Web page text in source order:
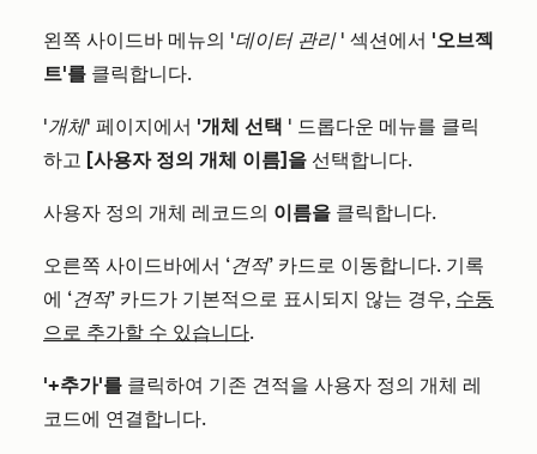
왼쪽 사이드바 메뉴의 '데이터 관리' 섹션에서 '오브젝
트'를 클릭합니다.
'개체' 페이지에서 '개체 선택 ' 드롭다운 메뉴를 클릭
하고 [사용자 정의 개체 이름]을 선택합니다.
사용자 정의 개체 레코드의 이름을 클릭합니다.
오른쪽 사이드바에서 ‘견적’ 카드로 이동합니다. 기록
에 ‘견적’ 카드가 기본적으로 표시되지 않는 경우, 수동
으로 추가할 수 있습니다.
'+추가'를 클릭하여 기존 견적을 사용자 정의 개체 레
코드에 연결합니다.